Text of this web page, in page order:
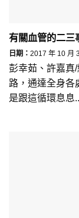
有關血管的二三
日期： 2017 年 10 月
彭幸茹、許嘉真
路，通達全身各
是跟這循環息息